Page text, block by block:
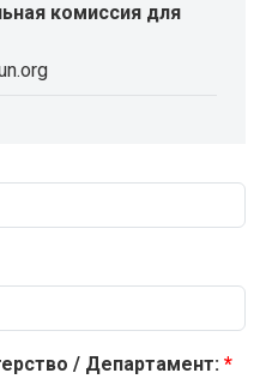
комиссия для
/ Департамент: